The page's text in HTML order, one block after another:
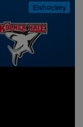
Eishockey